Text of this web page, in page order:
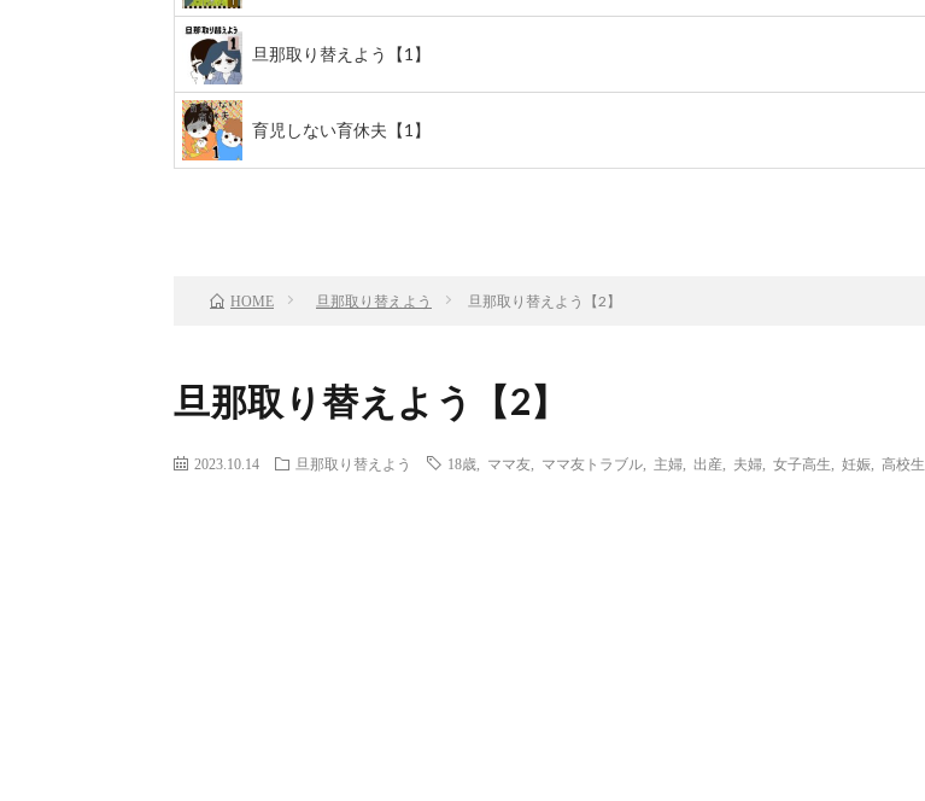
旦那取り替えよう【1】
育児しない育休夫【1】
HOME 旦那取り替えよう 旦那取り替えよう【2】
旦那取り替えよう【2】
2023.10.14 旦那取り替えよう 18歳 ママ友 ママ友トラブル 主婦 出産 夫婦 女子高生 妊娠 高校生